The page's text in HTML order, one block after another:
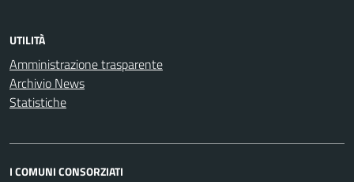
UTILITÀ
Amministrazione trasparente
Archivio News
Statistiche
I COMUNI CONSORZIATI